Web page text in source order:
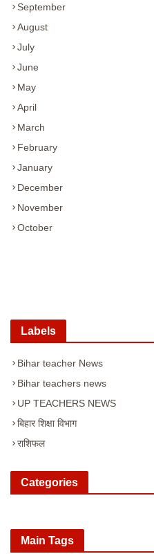
September
August
July
June
May
April
March
February
January
December
November
October
Labels
Bihar teacher News
Bihar teachers news
UP TEACHERS NEWS
बिहार शिक्षा विभाग
राशिफल
Categories
Main Tags